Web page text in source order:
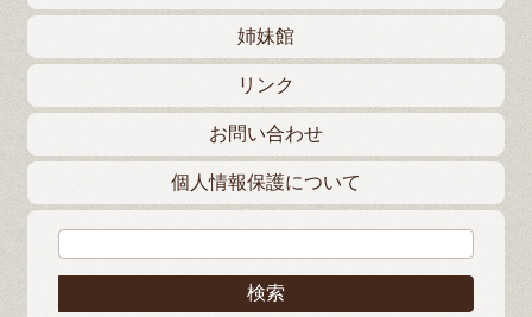
姉妹館
リンク
お問い合わせ
個人情報保護について